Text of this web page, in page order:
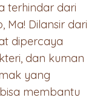
terhindar dari
Ma! Dilansir dari
dipercaya
dan kuman
yang
membantu